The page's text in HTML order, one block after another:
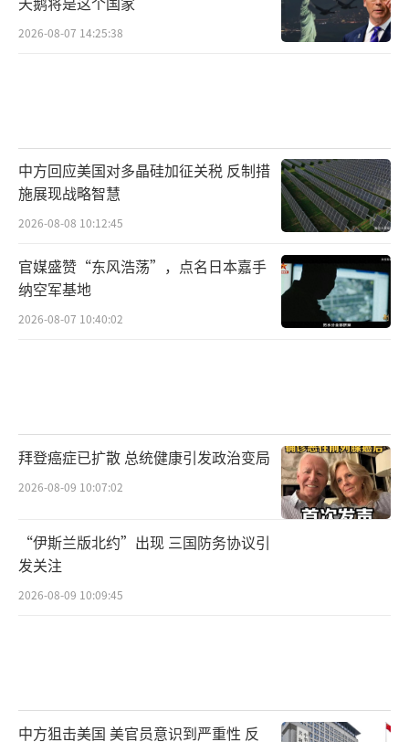
2026-08-07 14:25:38
中方回应美国对多晶硅加征关税 反制措
施展现战略智慧
2026-08-08 10:12:45
官媒盛赞“东风浩荡”，点名日本嘉手
纳空军基地
2026-08-07 10:40:02
拜登癌症已扩散 总统健康引发政治变局
2026-08-09 10:07:02
“伊斯兰版北约”出现 三国防务协议引
发关注
2026-08-09 10:09:45
中方狙击美国 美官员意识到严重性 反